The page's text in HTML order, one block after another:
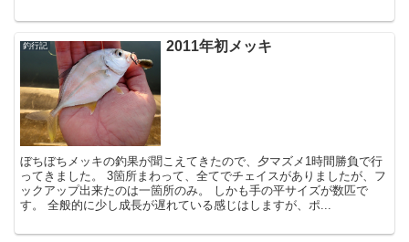
釣行記 2011年初メッキ
ぼちぼちメッキの釣果が聞こえてきたので、夕マズメ1時間勝負で行
ってきました。 3箇所まわって、全てでチェイスがありましたが、フ
ックアップ出来たのは一箇所のみ。 しかも手の平サイズが数匹で
す。 全般的に少し成長が遅れている感じはしますが、ポ...